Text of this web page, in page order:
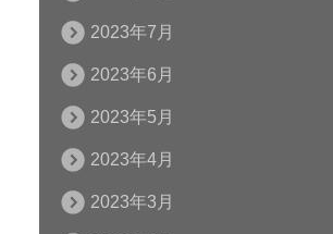
2023年7月
2023年6月
2023年5月
2023年4月
2023年3月